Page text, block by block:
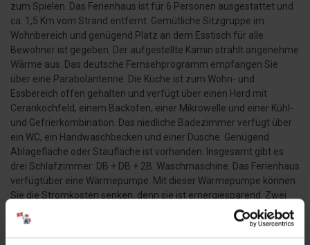
zum Spielen. Das Ferienhaus ist für 6 Personen ausgestattet und
ca. 1,5 Km vom Strand entfernt. Gemütliche Sitzgruppe im
Wohnbereich und genügend Platz an dem Esstisch für alle
Bewohner ist gegeben. Der aufgestellte Kamin strahlt angenehme
Wärme aus. Das deutsche Fernsehprogramm empfangen Sie
über eine Parabolantenne. Die Küche ist zum Wohn- und
Essbereich offen gehalten und verfügt über einen Herd mit
Cerankochfeld, einem Backofen, einer Mikrowelle und einer Kühl-
und Gefrierkombination. Das niedliche Badezimmer verfügt über
ein WC, ein Handwaschbecken und einer Dusche. Genügend
Ablagefläche oder Staufläche ist vorhanden. Insgesamt gibt es
drei Schlafzimmer: DB + DB + 2B. Waschmaschine. Das Ferienhaus
verfügtüber eine Wärmepumpe. Mit dieser Wärmepumpe können
Sie die Stromkosten senken, denn sie ist ernergiesparend. Zwei
tolle Terrassenbereiche stehen den Gästen zur Verfügung. Auf
dem großen Grundstück steht ein Schaukelstativ mit Rutsche, ein
kleines Spielhaus und eine Sandkiste für die Kid´s zur Verfügung.